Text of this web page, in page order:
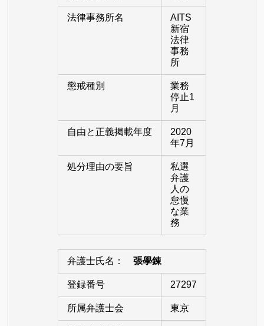
法律事務所名
AITS
新宿
法律
事務
所
懲戒種別
業務
停止1
月
自由と正義掲載年度
2020
年7月
処分理由の要旨
私選
弁護
人の
怠慢
な業
務
弁護士氏名： 張學錬
登録番号 27297
所属弁護士会 東京